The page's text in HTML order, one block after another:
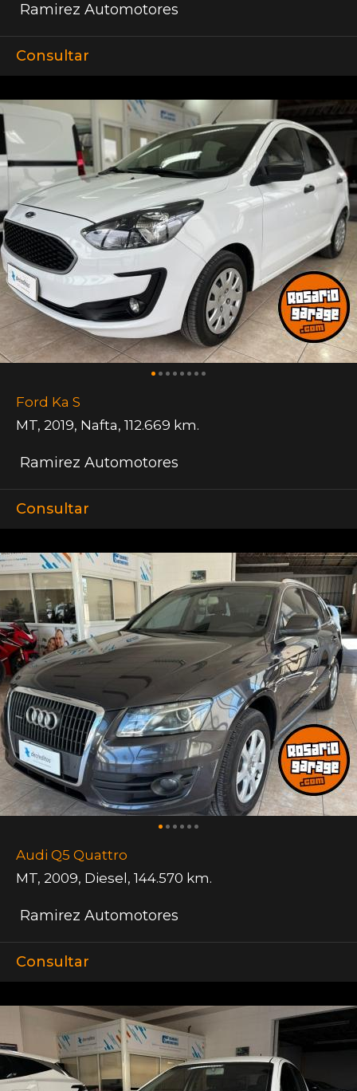
Ramirez Automotores
Consultar
Ford Ka S
MT, 2019, Nafta, 112.669 km.
Ramirez Automotores
Consultar
Audi Q5 Quattro
MT, 2009, Diesel , 144.570 km.
Ramirez Automotores
Consultar